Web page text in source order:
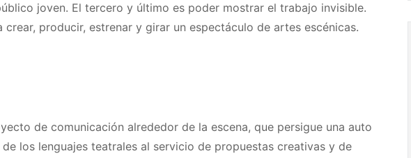
joven. El tercero y último es poder mostrar el trabajo invisible.
crear, producir, estrenar y girar un espectáculo de artes escénicas.
de comunicación alrededor de la escena, que persigue una auto
los lenguajes teatrales al servicio de propuestas creativas y de